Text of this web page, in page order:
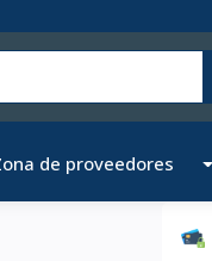
de proveedores